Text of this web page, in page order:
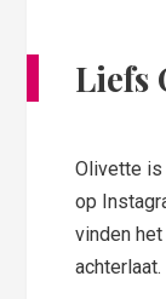
Liefs
Olivette
op
vinden
achterlaat.